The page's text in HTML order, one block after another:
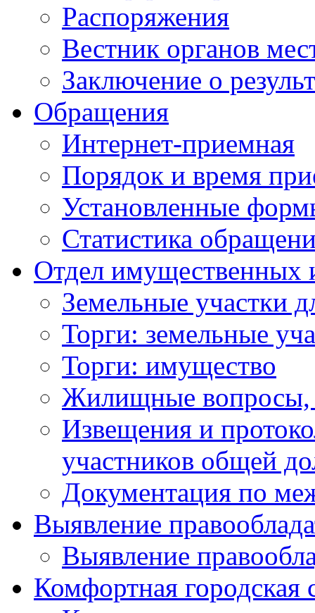
Распоряжения
Вестник органов
Заключение о
Обращения
Интернет-приемная
Порядок и время
Установленные
Статистика
Отдел имущественных
Земельные участки
Торги: земельные
Торги: имущество
Жилищные вопросы,
Извещения и
участников общей
Документация по
Выявление
Выявление
Комфортная городская